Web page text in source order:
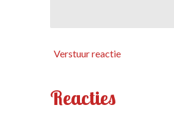
Verstuur reactie
Reacties